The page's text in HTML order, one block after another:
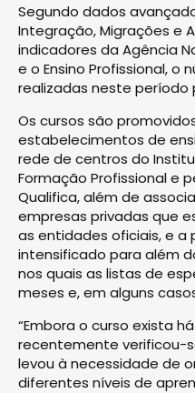
Segundo dados
Integração, Migrações e
indicadores da Agência
e o Ensino Profissional, o
realizadas neste período
Os cursos são
estabelecimentos de
rede de centros do
Formação Profissional e
Qualifica, além de
empresas privadas que
as entidades oficiais, e a
intensificado para além
nos quais as listas de
meses e, em alguns
“Embora o curso exista
recentemente verificou-
levou à necessidade de
diferentes níveis de